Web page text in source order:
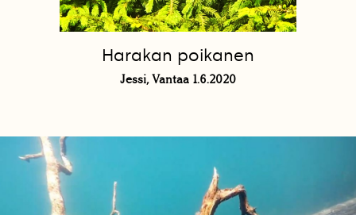
Harakan poikanen
Jessi, Vantaa 1.6.2020